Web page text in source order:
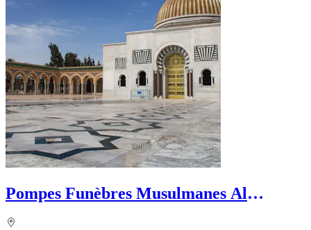
Pompes Funèbres Musulmanes Al